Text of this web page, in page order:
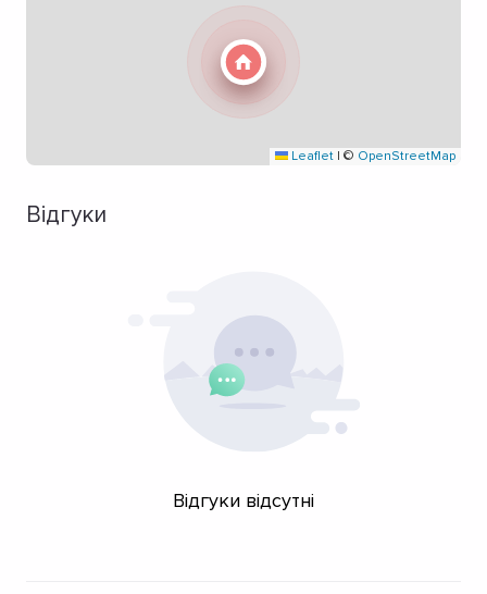
Leaflet | © OpenStreetMap
Відгуки
Відгуки відсутні